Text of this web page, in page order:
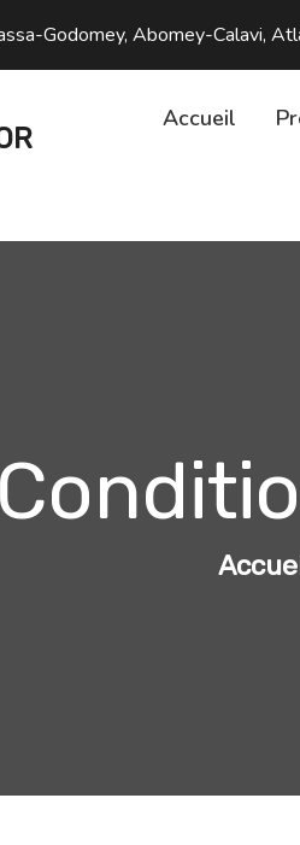
Godomey, Abomey-Calavi,
Accueil